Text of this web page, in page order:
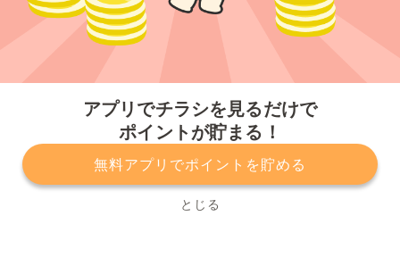
アプリでチラシを見るだけで
ポイントが貯まる！
無料アプリでポイントを貯める
とじる
プライバシーポリシー 利用規約
運営会社
サービスに関してのお問い合わせ